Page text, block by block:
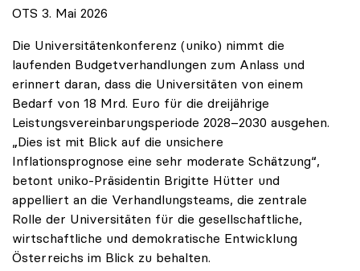
OTS 3. Mai 2026
Die Universitätenkonferenz (uniko) nimmt die
laufenden Budgetverhandlungen zum Anlass und
erinnert daran, dass die Universitäten von einem
Bedarf von 18 Mrd. Euro für die dreijährige
Leistungsvereinbarungsperiode 2028–2030 ausgehen.
„Dies ist mit Blick auf die unsichere
Inflationsprognose eine sehr moderate Schätzung“,
betont uniko-Präsidentin Brigitte Hütter und
appelliert an die Verhandlungsteams, die zentrale
Rolle der Universitäten für die gesellschaftliche,
wirtschaftliche und demokratische Entwicklung
Österreichs im Blick zu behalten.